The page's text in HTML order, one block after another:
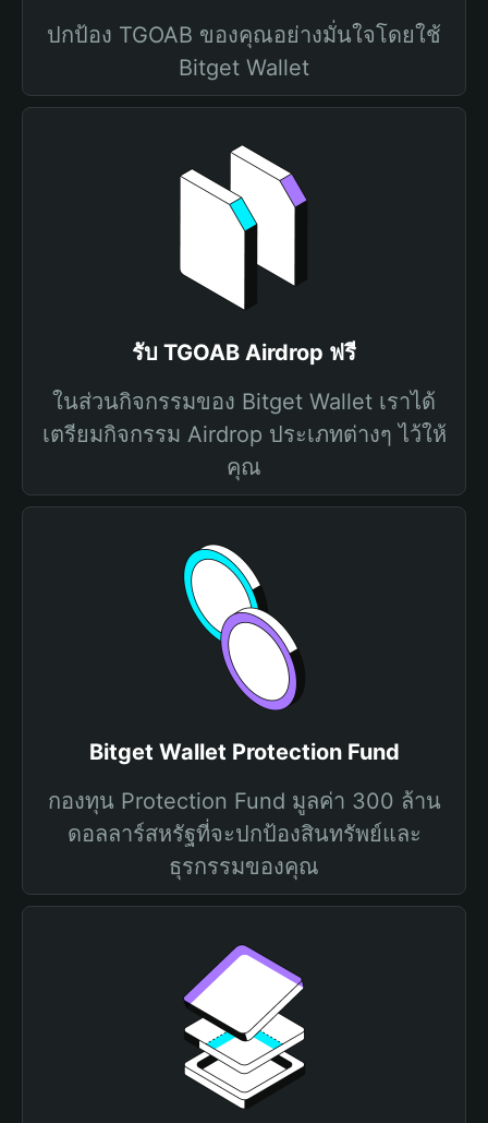
ปกป้อง TGOAB ของคุณอย่างมั่นใจโดยใช้
Bitget Wallet
รับ TGOAB Airdrop ฟรี
ในส่วนกิจกรรมของ Bitget Wallet เราได้
เตรียมกิจกรรม Airdrop ประเภทต่างๆ ไว้ให้
คุณ
Bitget Wallet Protection Fund
กองทุน Protection Fund มูลค่า 300 ล้าน
ดอลลาร์สหรัฐที่จะปกป้องสินทรัพย์และ
ธุรกรรมของคุณ